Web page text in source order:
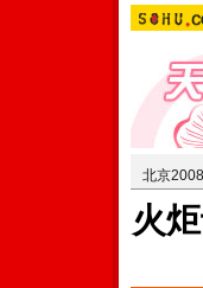
北京
火